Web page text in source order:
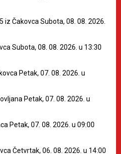
iz Čakovca Subota, 08. 08. 2026.
Subota, 08. 08. 2026. u 13:30
Petak, 07. 08. 2026. u
Petak, 07. 08. 2026. u
Petak, 07. 08. 2026. u 09:00
Četvrtak, 06. 08. 2026. u 14:00